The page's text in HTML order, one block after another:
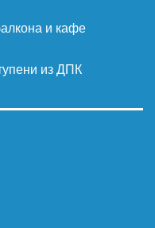
и кафе
из ДПК